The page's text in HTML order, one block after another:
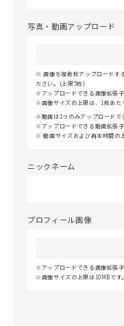
写真・動画アップロード
画像を複数枚アップロードす
ださい。(上限5枚)
アップロードできる画像拡
画像サイズの上限は、1枚あた
動画は1つのみアップロードで
アップロードできる動画拡張
動画サイズおよび再生時間の
ニックネーム
プロフィール画像
アップロードできる画像拡
画像サイズの上限は10MBです。